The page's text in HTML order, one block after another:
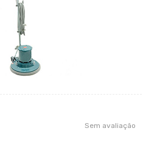
Sem avaliação